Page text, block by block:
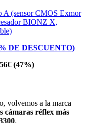
A (sensor CMOS Exmor
BIONZ X,
DE DESCUENTO)
(47%)
volvemos a la marca
cámaras réflex más
.